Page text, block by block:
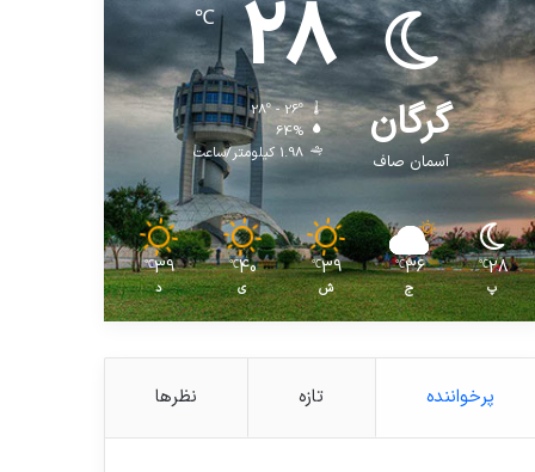
گرگان
آسمان صاف
28
℃
28º - 26º
64%
1.98 کیلومتر/ساعت
28
℃
پ
36
℃
ج
39
℃
ش
40
℃
ی
39
℃
د
پرخواننده تازه نظرها